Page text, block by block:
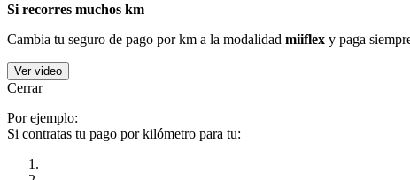
Si recorres muchos km
Cambia tu seguro de pago por km a la modalidad miiflex y paga
Ver video
Cerrar
Por ejemplo:
Si contratas tu pago por kilómetro para tu: